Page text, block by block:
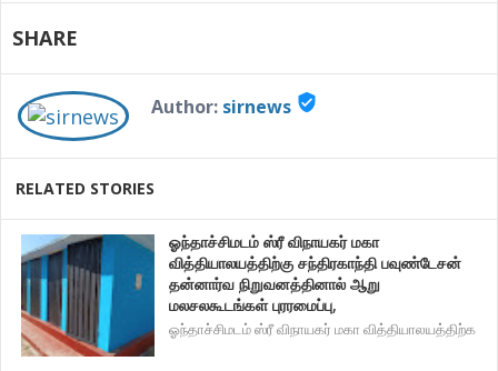
SHARE
Author: sirnews verified_user
RELATED STORIES
ஓந்தாச்சிமடம் ஸ்ரீ விநாயகர் மகா
வித்தியாலயத்திற்கு சந்திரகாந்தி பவுண்டேசன்
தன்னார்வ நிறுவனத்தினால் ஆறு
மலசலகூடங்கள் புரரமைப்பு,
ஓந்தாச்சிமடம் ஸ்ரீ விநாயகர் மகா வித்தியாலயத்திற்க